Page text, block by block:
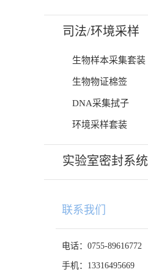
司法/环境采样
生物样本采集套装
生物物证棉签
DNA采集拭子
环境采样套装
实验室密封系统
联系我们
电话：0755-89616772
手机：13316495669